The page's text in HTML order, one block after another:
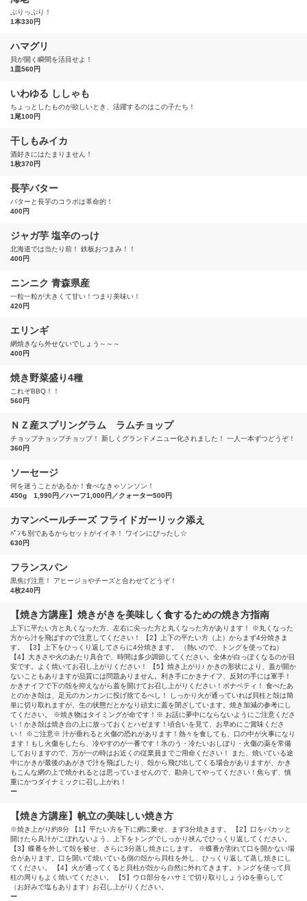
ぷりっぷり！
1本330円
ハマグリ
貝が開く瞬間を活目せよ！
1皿560円
いわゆる ししゃも
ちょっとしたものが欲しいとき、活躍するのはこの子たち！
1尾100円
干しもみイカ
酒好きにはたまりません！
1枚370円
長芋バター
バターと長芋のコラボは革命的！
400円
ジャガ芋 塩辛のっけ
北海道では当たり前！ 鉄板おつまみ！！
400円
ニンニク 青森県産
一粒一粒が大きくて甘い！つまり美味い！
420円
エリンギ
網焼きなら外せないでしょう～～～
400円
焼き野菜盛り4種
これぞBBQ！！
560円
ＮＺ産スプリングラム ラムチョップ
チョップチョップチョップ！ 新しくグランドメニュー化されました！ 一人一本ずつどうぞ！
360円
ソーセージ
何を迷うことがあるか！食べなきゃソンソン！
450g 1,990円／ハーフ1,000円／クォーター500円
カマンベールチーズ フライドガーリック添え
ﾊﾟﾝも別であるからセットがイイネ！ ワインにぴったし☆
630円
フランスパン
黒焦げ注意！ アヒージョやチーズと合わせてどうぞ！
4枚240円
【焼き方講座】焼きがきを美味しく食するための焼き方指南
上下に平たい方と丸くなった方、左右に尖った方と丸くなった方があります！ ※丸くなった
方から汁を飛ばすので注意してください！ 【2】上下の平たい方（上）からまず4分焼きま
す。 【3】上下をひっくり返してさらに4分焼きます。 （熱いので、トングを使ってね）
【4】大きさや火のあたり具合で、時間は多少調節してください。全体が白っぽくなるのが目
安です。よく焼いてお召し上がりください！ 【5】焼き上がり♪ かきの形状により、蓋が開か
ないこともありますが品質には問題ありません。利き手にかきナイフ、反対の手には軍手！
かきナイフで下の殻を抑えながら蓋を開けてお召し上がりください！ボナペティ！ 食べたあ
とのかき殻は、足元のカンカンに投げ捨てるべし！ しっかり火が通っていれば貝柱と殻は簡
単に切り取れますが、生の状態だとかなり頑丈に蓋を閉ざしています。焼き加減の参考にし
てください。 ※焼き物はタイミングが命です！※ お話に夢中にならないようにご注意くださ
い！かき殻は焼き台の上に放っておくとハゼます！頃合いを見て、お早めにご賞味くださ
い！ ※ご注意※ 汁が垂れると火傷の恐れがあります！熱々を食しても、口の中が火事になり
ます！もし火傷をしたら、冷やすのが一番です！氷のう・冷たいおしぼり・火傷の薬を常備
しておりますので、万が一の時はお近くの従業員までご用命ください！ また、焼いている途
中にかきが最後のあがきで汁を飛ばしたり、殻から飛び出してくる場合がありますが、かき
もこんな網の上で焼かれるとは思っていませんので、勘弁してやってください！焦らず、慎
重にかつダイナミックに召し上がれ！
ー
【焼き方講座】帆立の美味しい焼き方
※焼き上がり約8分 【1】平たい方を下に網に乗せ、まず3分焼きます。 【2】口をパカッと
開けたら具汁がこぼれないよう、上下をトングでしっかり挟んでひっくり返してください。
【3】蝶番を外して殻を被せ、さらに3分蒸し焼きにします。 ※蝶番が割れて口を開かない場
合があります。口を開いて焼いている側の殻から貝柱を外し、ひっくり返して蒸し焼きにし
てください。 【4】火が通ってくると貝柱が殻から自然に外れてきます。トングを使って貝
柱の周りもよく焼いてください。 【5】ウロ部分をハサミで切り取りしょうゆを垂らして
（お好みで塩もあります）お召し上がりください。
ー